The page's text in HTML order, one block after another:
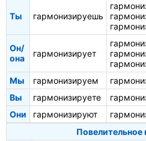
Ты гармонизируешь
Он/
она
гармонизирует
Мы гармонизируем
Вы
гармонизируете
Они
гармонизируют
Повелительное